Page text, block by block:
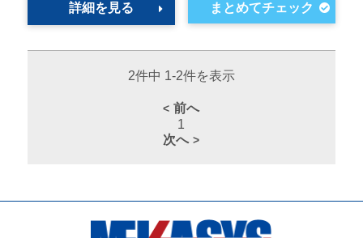
詳細を見る
2件中 1-2件を表示
前へ
1
次へ